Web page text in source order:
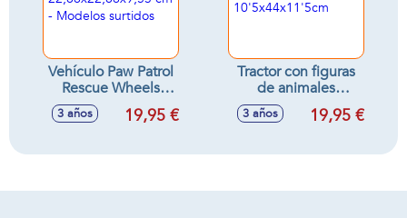
Vehículo Paw Patrol
Rescue Wheels
22,86x22,86x9,53
cm - Modelos
3 años 19,95 €
Tractor con figuras
de animales
10'5x44x11'5cm
3 años 19,95 €